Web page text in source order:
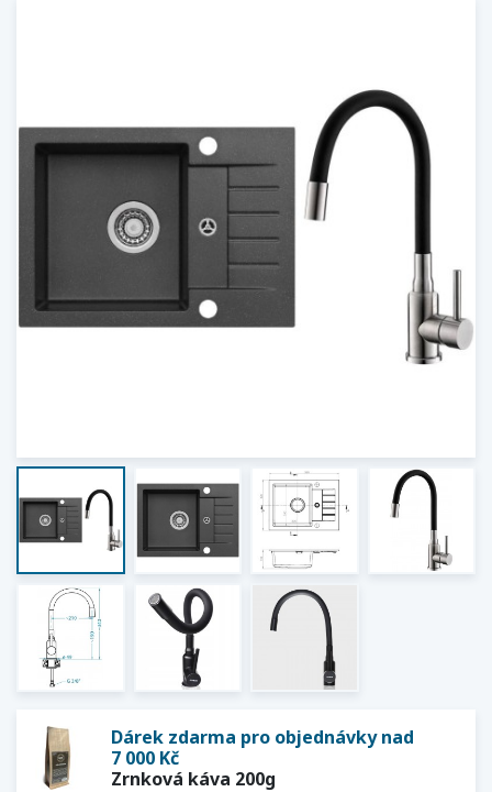
Dárek zdarma pro objednávky nad
7 000 Kč
Zrnková káva 200g